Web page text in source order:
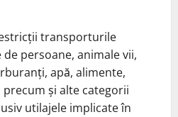
transporturile
persoane, animale vii,
apă, alimente,
și alte categorii
utilajele implicate în